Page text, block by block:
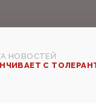
НОВОСТЕЙ
С